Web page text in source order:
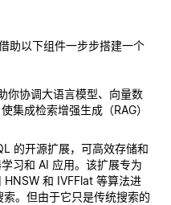
助以下组件一步步搭建一个
你协调大语言模型、向量数
集成检索增强生成（RAG）
的开源扩展，可高效存储和
习和 AI 应用。该扩展专为
HNSW 和 IVFFlat 等算法进
。但由于它只是传统搜索的